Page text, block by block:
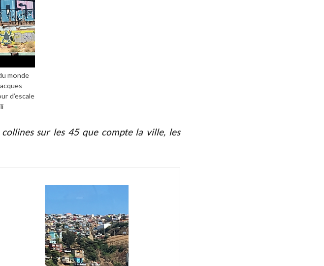
monde
d’escale
sur les 45 que compte la ville, les